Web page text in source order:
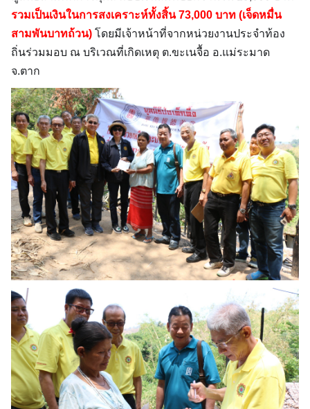
รวมเป็นเงินในการสงเคราะห์ทั้งสิ้น 73,000 บาท (เจ็ดหมื่น
สามพันบาทถ้วน) โดยมีเจ้าหน้าที่จากหน่วยงานประจำท้อง
ถิ่นร่วมมอบ ณ บริเวณที่เกิดเหตุ ต.ขะเนจื้อ อ.แม่ระมาด
จ.ตาก